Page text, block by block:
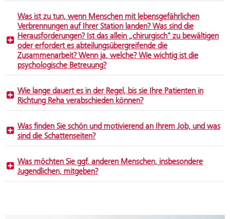
Was ist zu tun, wenn Menschen mit lebensgefährlichen
Verbrennungen auf Ihrer Station landen? Was sind die
Herausforderungen? Ist das allein „chirurgisch" zu bewältigen
oder erfordert es abteilungsübergreifende die
Zusammenarbeit? Wenn ja, welche? Wie wichtig ist die
psychologische Betreuung?
Wie lange dauert es in der Regel, bis sie Ihre Patienten in
Richtung Reha verabschieden können?
Was finden Sie schön und motivierend an Ihrem Job, und was
sind die Schattenseiten?
Was möchten Sie ggf. anderen Menschen, insbesondere
Jugendlichen, mitgeben?